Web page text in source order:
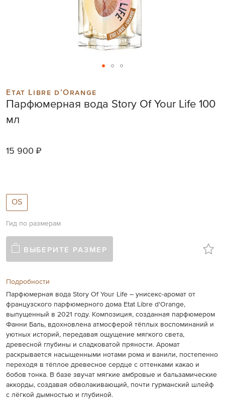
to
beginning
of
gallery
Etat Libre d’Orange
Парфюмерная вода Story Of Your Life 100
мл
15 900 ₽
OS
Гид по размерам
ВЫБЕРИТЕ РАЗМЕР
Подробности
Парфюмерная вода Story Of Your Life – унисекс-аромат от
французского парфюмерного дома Etat Libre d'Orange,
выпущенный в 2021 году. Композиция, созданная парфюмером
Фанни Баль, вдохновлена атмосферой тёплых воспоминаний и
уютных историй, передавая ощущение мягкого света,
древесной глубины и сладковатой пряности. Аромат
раскрывается насыщенными нотами рома и ванили, постепенно
переходя в тёплое древесное сердце с оттенками какао и
бобов тонка. В базе звучат мягкие амбровые и бальзамические
аккорды, создавая обволакивающий, почти гурманский шлейф
с лёгкой дымностью и глубиной.